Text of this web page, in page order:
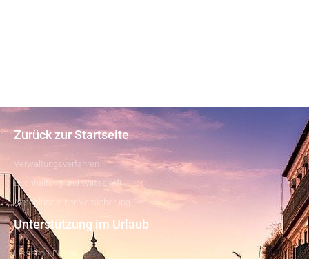
Zurück zur Startseite
Verwaltungsverfahren
Buchhaltung und Wirtschaft
Abschluss einer Versicherung
Unterstützung im Urlaub
Lissabon-Führer